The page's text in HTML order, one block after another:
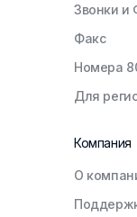
Звонки и
Факс
Номера
Для
Компания
О